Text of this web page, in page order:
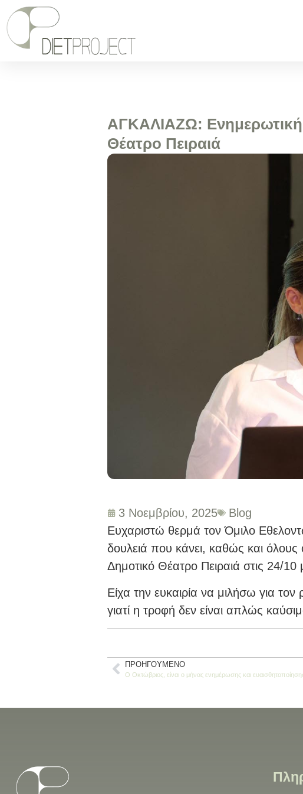
ΑΓΚΑΛΙΑΖΩ: Ενημερωτική
Θέατρο Πειραιά
3 Νοεμβρίου, 2025
Blog
Ευχαριστώ θερμά τον Όμιλο
δουλειά που κάνει, καθώς και
Δημοτικό Θέατρο Πειραιά στις 24/
Είχα την ευκαιρία να μιλήσω για
γιατί η τροφή δεν είναι απλώς
ΠΡΟΗΓΟΎΜΕΝΟ